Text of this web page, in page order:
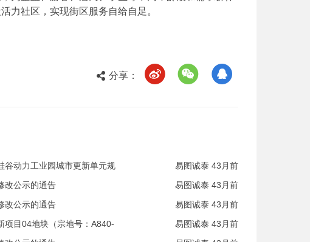
力社区，实现街区服务自给自足。
分享：
谷动力工业园城市更新单元规
易图诚泰 43月前
改公示的通告
易图诚泰 43月前
改公示的通告
易图诚泰 43月前
项目04地块（宗地号：A840-
易图诚泰 43月前